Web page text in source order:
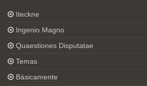
Iteckne
Ingenio Magno
Quaestiones Disputatae
Temas
Básicamente